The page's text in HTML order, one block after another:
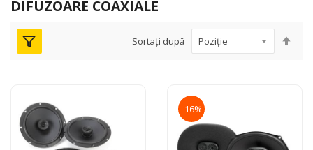
DIFUZOARE COAXIALE
Sortați după
-16%